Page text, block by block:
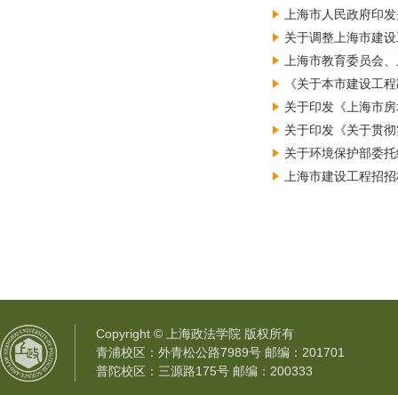
上海市人民政府印
关于调整上海市建
上海市教育委员会
《关于本市建设工
关于印发《上海市
关于印发《关于贯
关于环境保护部委
上海市建设工程招
Copyright © 上海政法学院 版权所有
青浦校区：外青松公路7989号 邮编：201701
普陀校区：三源路175号 邮编：200333